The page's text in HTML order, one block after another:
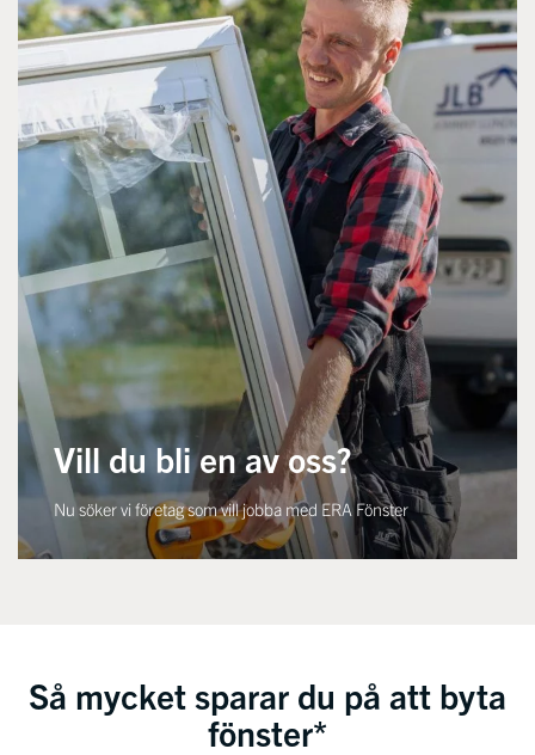
Vill du bli en av oss?
Nu söker vi företag som vill jobba med ERA Fönster
Så mycket sparar du på att byta
fönster*